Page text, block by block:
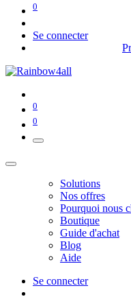
0
Se connecter
0
0
Solutions
Nos offres
Pourquoi nous
Boutique
Guide d'achat
Blog
Aide
Se connecter